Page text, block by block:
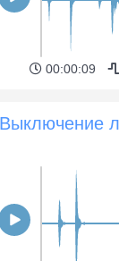
00:00:09
Выключение